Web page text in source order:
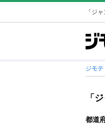
「ジ
ジモテ
「
都道